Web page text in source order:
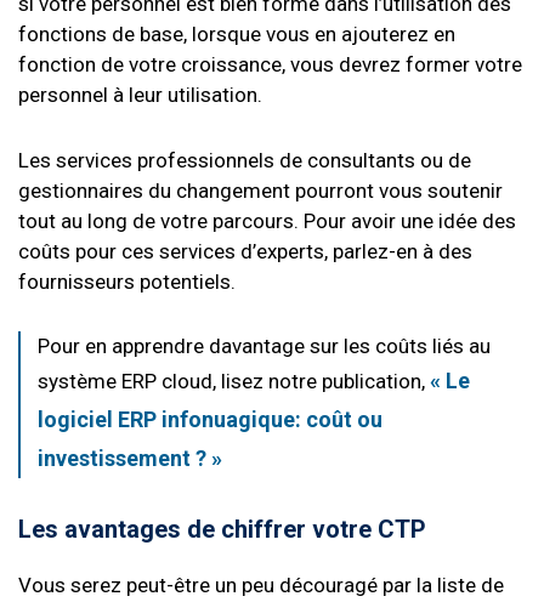
fonctions de base, lorsque vous en ajouterez en
fonction de votre croissance, vous devrez former votre
personnel à leur utilisation.
Les services professionnels de consultants ou de
gestionnaires du changement pourront vous soutenir
tout au long de votre parcours. Pour avoir une idée des
coûts pour ces services d’experts, parlez-en à des
fournisseurs potentiels.
Pour en apprendre davantage sur les coûts liés au
système ERP cloud, lisez notre publication,« Le
logiciel ERP infonuagique: coût ou
investissement ? »
Les avantages de chiffrer votre CTP
Vous serez peut-être un peu découragé par la liste de